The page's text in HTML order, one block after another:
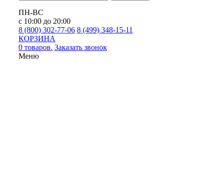
ПН-ВС
с 10:00 до 20:00
8 (800) 302-77-06 8 (499) 348-15-11
КОРЗИНА
0 товаров. Заказать звонок
Меню